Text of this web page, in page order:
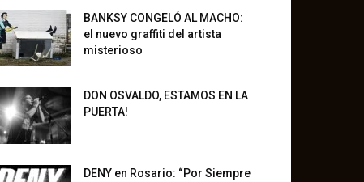
BANKSY CONGELÓ AL MACHO:
el nuevo graffiti del artista
misterioso
DON OSVALDO, ESTAMOS EN LA
PUERTA!
DENY en Rosario: “Por Siempre